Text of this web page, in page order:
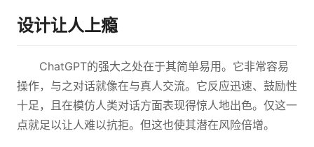
设计让人上瘾
ChatGPT的强大之处在于其简单易用。它非常容易
操作，与之对话就像在与真人交流。它反应迅速、鼓励性
十足，且在模仿人类对话方面表现得惊人地出色。仅这一
点就足以让人难以抗拒。但这也使其潜在风险倍增。